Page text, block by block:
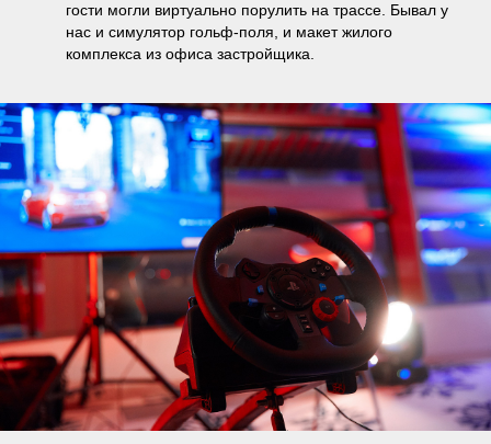
гости могли виртуально порулить на трассе. Бывал у
нас и симулятор гольф-поля, и макет жилого
комплекса из офиса застройщика.